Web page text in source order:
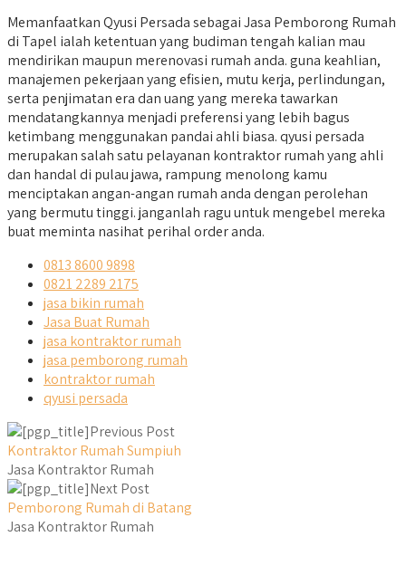
Memanfaatkan Qyusi Persada sebagai Jasa Pemborong Rumah
di Tapel ialah ketentuan yang budiman tengah kalian mau
mendirikan maupun merenovasi rumah anda. guna keahlian,
manajemen pekerjaan yang efisien, mutu kerja, perlindungan,
serta penjimatan era dan uang yang mereka tawarkan
mendatangkannya menjadi preferensi yang lebih bagus
ketimbang menggunakan pandai ahli biasa. qyusi persada
merupakan salah satu pelayanan kontraktor rumah yang ahli
dan handal di pulau jawa, rampung menolong kamu
menciptakan angan-angan rumah anda dengan perolehan
yang bermutu tinggi. janganlah ragu untuk mengebel mereka
buat meminta nasihat perihal order anda.
0813 8600 9898
0821 2289 2175
jasa bikin rumah
Jasa Buat Rumah
jasa kontraktor rumah
jasa pemborong rumah
kontraktor rumah
qyusi persada
Previous Post
Kontraktor Rumah Sumpiuh
Jasa Kontraktor Rumah
Next Post
Pemborong Rumah di Batang
Jasa Kontraktor Rumah